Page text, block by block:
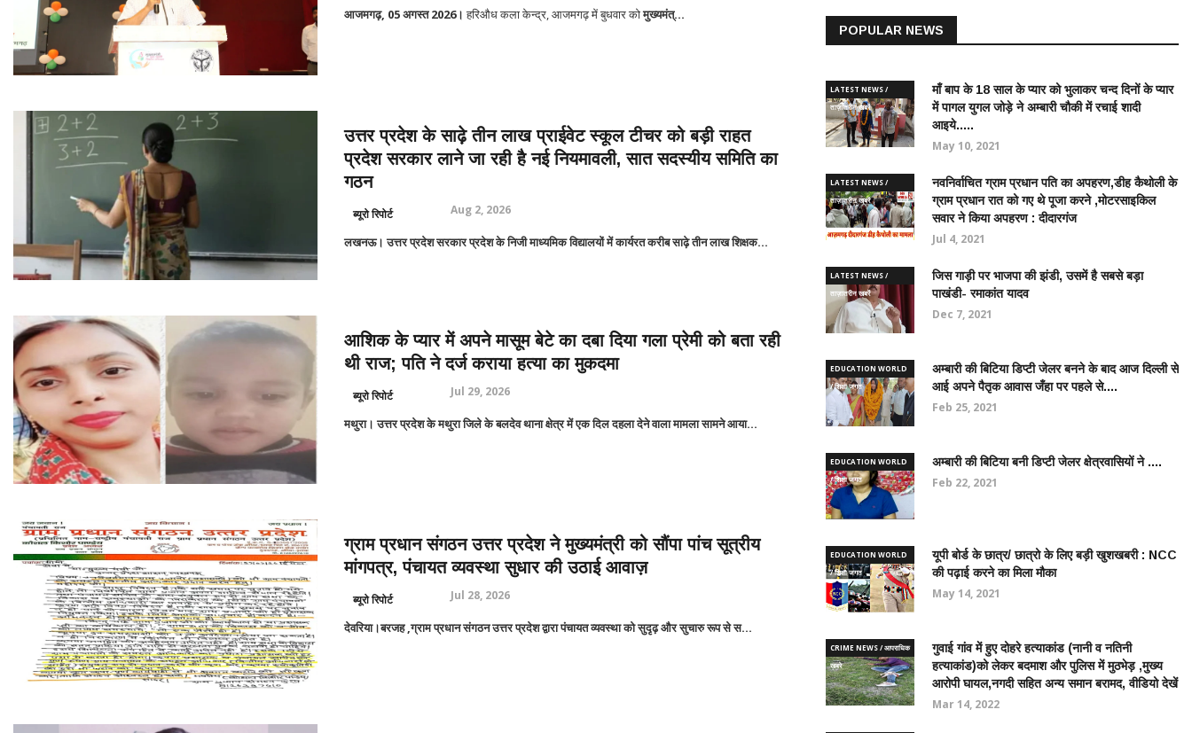
आजमगढ़, 05 अगस्त 2026। हरिऔध कला केन्द्र, आजमगढ़ में बुधवार कोमुख्यमंत्...
उत्तर प्रदेश के साढ़े तीन लाख प्राईवेट स्कूल टीचर को बड़ी राहत
प्रदेश सरकार लाने जा रही है नई नियमावली, सात सदस्यीय समिति का
गठन
ब्यूरो रिपोर्ट Aug 2, 2026
लखनऊ। उत्तर प्रदेश सरकार प्रदेश के निजी माध्यमिक विद्यालयों में कार्यरत करीब साढ़े तीन लाख शिक्षक...
आशिक के प्यार में अपने मासूम बेटे का दबा दिया गला प्रेमी को बता रही
थी राज; पति ने दर्ज कराया हत्या का मुकदमा
ब्यूरो रिपोर्ट Jul 29, 2026
मथुरा। उत्तर प्रदेश के मथुरा जिले के बलदेव थाना क्षेत्र में एक दिल दहला देने वाला मामला सामने आया...
ग्राम प्रधान संगठन उत्तर प्रदेश ने मुख्यमंत्री को सौंपा पांच सूत्रीय
मांगपत्र, पंचायत व्यवस्था सुधार की उठाई आवाज़
ब्यूरो रिपोर्ट Jul 28, 2026
देवरिया।बरजह ,ग्राम प्रधान संगठन उत्तर प्रदेश द्वारा पंचायत व्यवस्था को सुदृढ़ और सुचारु रूप से स...
POPULAR NEWS
LATEST NEWS /
ताज़ातरीन खबरें
माँ बाप के 18 साल के प्यार को भुलाकर चन्द दिनों के प्यार
में पागल युगल जोड़े ने अम्बारी चौकी में रचाई शादी
आइये.....
May 10, 2021
LATEST NEWS /
ताज़ातरीन खबरें
नवनिर्वाचित ग्राम प्रधान पति का अपहरण,डीह कैथोली के
ग्राम प्रधान रात को गए थे पूजा करने ,मोटरसाइकिल
सवार ने किया अपहरण : दीदारगंज
Jul 4, 2021
LATEST NEWS /
ताज़ातरीन खबरें
जिस गाड़ी पर भाजपा की झंडी, उसमें है सबसे बड़ा
पाखंडी- रमाकांत यादव
Dec 7, 2021
EDUCATION WORLD
/ शिक्षा जगत
अम्बारी की बिटिया डिप्टी जेलर बनने के बाद आज दिल्ली से
आई अपने पैतृक आवास जँहा पर पहले से....
Feb 25, 2021
EDUCATION WORLD
/ शिक्षा जगत
अम्बारी की बिटिया बनी डिप्टी जेलर क्षेत्रवासियों ने ....
Feb 22, 2021
EDUCATION WORLD
/ शिक्षा जगत
यूपी बोर्ड के छात्र/ छात्रो के लिए बड़ी खुशखबरी : NCC
की पढ़ाई करने का मिला मौका
May 14, 2021
CRIME NEWS / आपराधिक
ख़बरे
गुवाई गांव में हुए दोहरे हत्याकांड (नानी व नतिनी
हत्याकांड)को लेकर बदमाश और पुलिस में मुठभेड़ ,मुख्य
आरोपी घायल,नगदी सहित अन्य समान बरामद, वीडियो देखें
Mar 14, 2022